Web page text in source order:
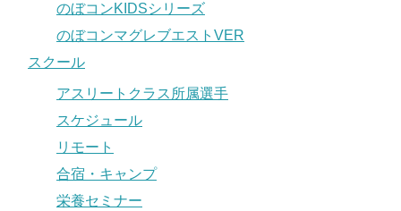
のぼコンKIDSシリーズ
のぼコンマグレブエストVER
スクール
アスリートクラス所属選手
スケジュール
リモート
合宿・キャンプ
栄養セミナー